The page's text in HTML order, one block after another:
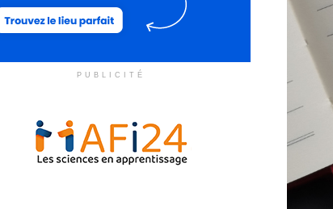
PUBLICITÉ